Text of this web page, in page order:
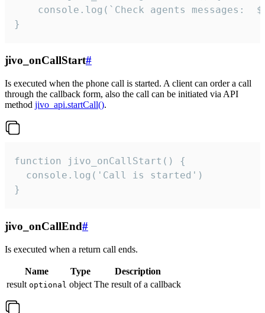
}
jivo_onCallStart#
Is executed when the phone call is started. A client can order a call
through the callback form, also the call can be initiated via API
method jivo_api.startCall().
function jivo_onCallStart() {
  console.log('Call is started')
}
jivo_onCallEnd#
Is executed when a return call ends.
Name Type
Description
result optional object The result of a callback